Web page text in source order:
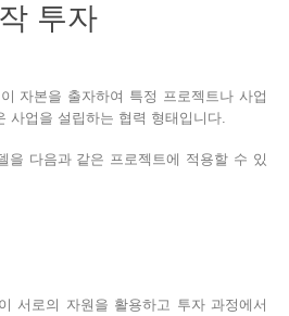
투자
자본을 출자하여 특정 프로젝트나 사업
사업을 설립하는 협력 형태입니다.
을 다음과 같은 프로젝트에 적용할 수 있
서로의 자원을 활용하고 투자 과정에서